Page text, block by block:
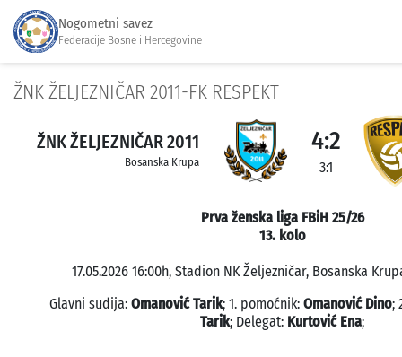
Nogometni savez
Federacije Bosne i Hercegovine
ŽNK ŽELJEZNIČAR 2011-FK RESPEKT
ŽNK ŽELJEZNIČAR 2011
Bosanska Krupa
4:2
3:1
Prva ženska liga FBiH 25/26
13. kolo
17.05.2026 16:00h, Stadion NK Željezničar, Bosanska
Glavni sudija: Omanović Tarik; 1. pomoćnik: Omanović Dino;
Tarik; Delegat: Kurtović Ena;